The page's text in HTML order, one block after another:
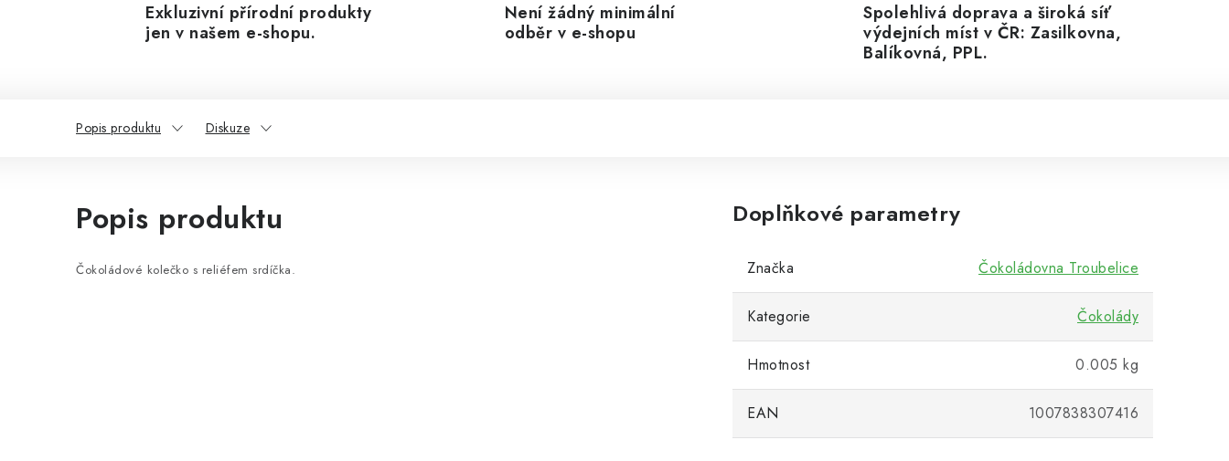
Exkluzivní přírodní produkty
jen v našem e-shopu.
Není žádný minimální
odběr v e-shopu
Spolehlivá doprava a široká síť
výdejních míst v ČR: Zasilkovna,
Balíkovná, PPL.
Popis produktu Diskuze
Popis produktu
Čokoládové kolečko s reliéfem srdíčka.
Doplňkové parametry
Značka Čokoládovna Troubelice
Kategorie Čokolády
Hmotnost 0.005 kg
EAN 1007838307416